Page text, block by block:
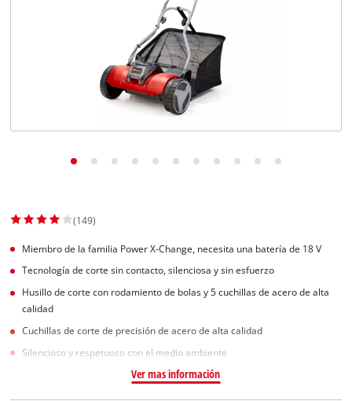
(149)
Miembro de la familia Power X-Change, necesita una batería de 18 V
Tecnología de corte sin contacto, silenciosa y sin esfuerzo
Husillo de corte con rodamiento de bolas y 5 cuchillas de acero de alta
calidad
Cuchillas de corte de precisión de acero de alta calidad
Silencioso y respetuoso con el medio ambiente
Ver mas información